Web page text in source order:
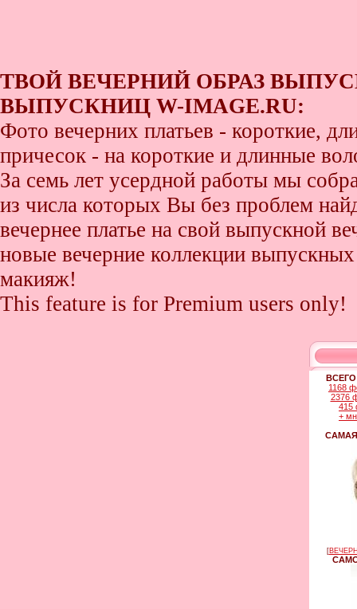
ТВОЙ ВЕЧЕРНИЙ ОБРАЗ
ВЫПУСКНИЦ W-IMAGE.RU:
Фото вечерних платьев - короткие,
причесок - на короткие и длинные
За семь лет усердной работы мы
из числа которых Вы без проблем
вечернее платье на свой выпускной
новые вечерние коллекции
макияж!
This feature is for Premium users only!
1168
2376
415
+
[